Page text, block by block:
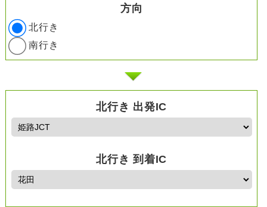
方向
北行き
南行き
北行き 出発IC
北行き 到着IC